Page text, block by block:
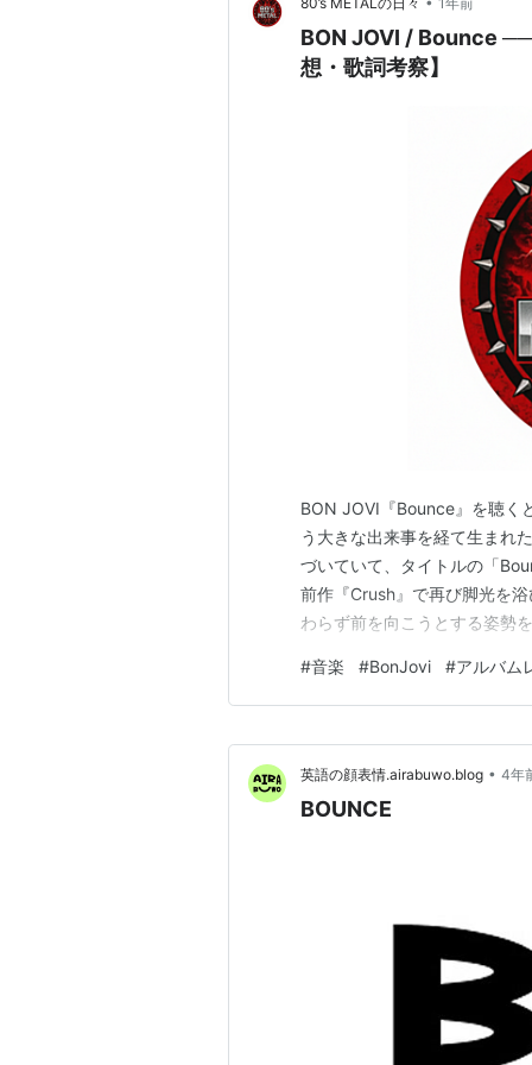
BON JOVI / Bounce
想・歌詞考察】
BON JOVI『Bounce』を聴く
う大きな出来事を経て生まれ
づいていて、タイトルの「
前作『Crush』で再び脚光を
わらず前を向こうとする姿勢
くなるような感覚があります
「Boun…
#音楽 #BonJovi #アルバム
英語の顔表情.airabuwo.blog • 4年
BOUNCE